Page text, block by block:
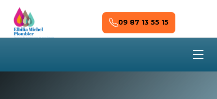
Skip to main content
09 87 13 55 15